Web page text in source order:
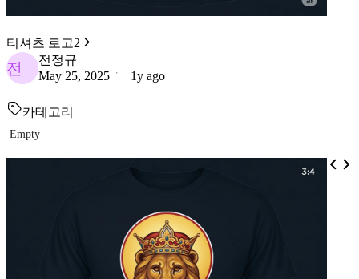
티셔츠 로고2
전
전정규
May 25, 2025
1y ago
카테고리
Empty